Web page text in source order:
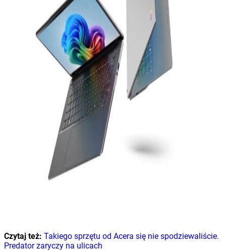
Czytaj też: Takiego sprzętu od Acera się nie spodziewaliście.
Predator zaryczy na ulicach